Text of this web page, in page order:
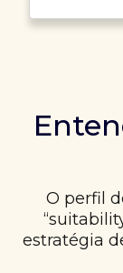
O perfil
estratégia